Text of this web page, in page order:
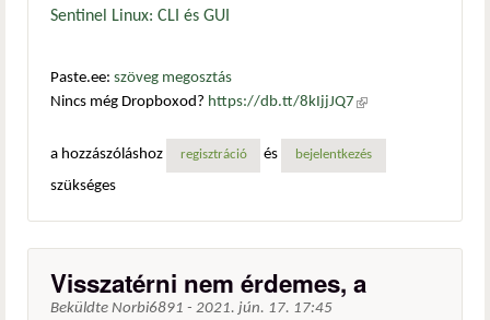
Sentinel Linux: CLI és GUI
Paste.ee: szöveg megosztás
Nincs még Dropboxod? https://db.tt/8kIjjJQ7 (külső
a hozzászóláshoz
regisztráció és bejelentkezés
szükséges
Visszatérni nem érdemes, a
Beküldte Norbi6891 - 2021. jún. 17. 17:45